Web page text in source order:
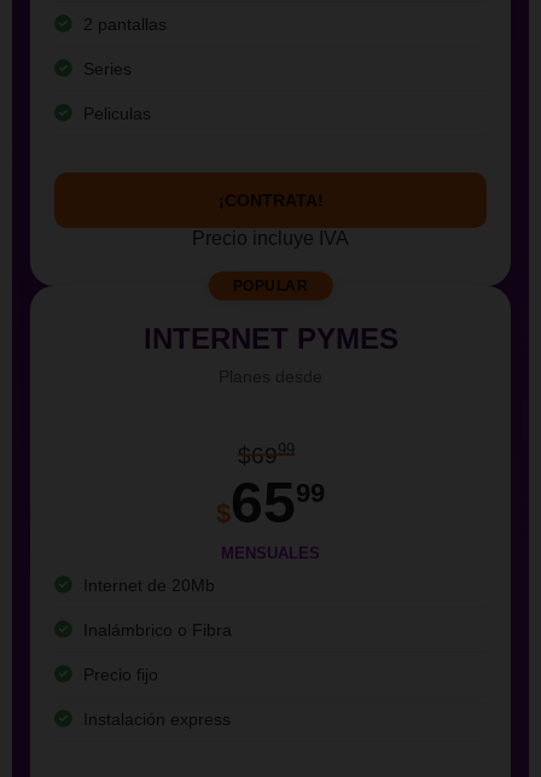
2 pantallas
Series
Peliculas
¡CONTRATA!
Precio incluye IVA
POPULAR
INTERNET PYMES
$6999
$6599
MENSUALES
Internet de 20Mb
Inalámbrico o Fibra
Precio fijo
Instalación express